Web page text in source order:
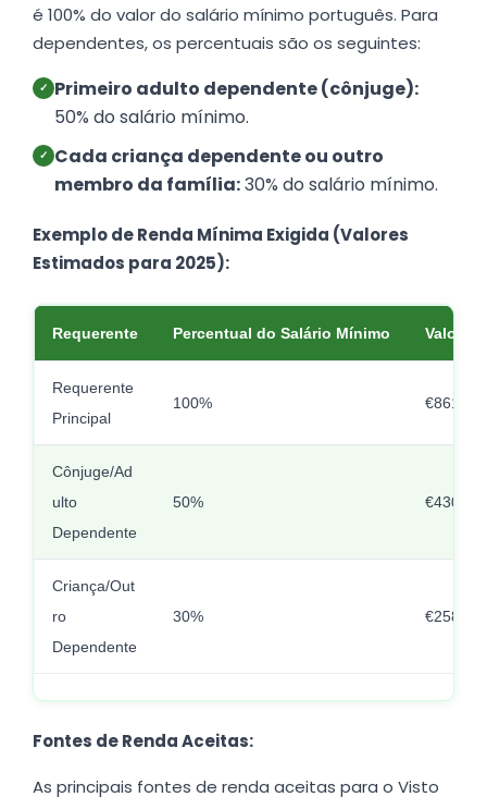
é 100% do valor do salário mínimo português. Para
dependentes, os percentuais são os seguintes:
✓ Primeiro adulto dependente (cônjuge):
50% do salário mínimo.
✓ Cada criança dependente ou outro
membro da família:30% do salário mínimo.
Exemplo de Renda Mínima Exigida (Valores
Estimados para 2025):
Requerente Percentual do Salário Mínimo Valor
Requerente
Principal
100% €861,00
Cônjuge/Ad
ulto
Dependente
50% €430,50
Criança/Out
ro
Dependente
30% €258,30
Fontes de Renda Aceitas:
As principais fontes de renda aceitas para o Visto